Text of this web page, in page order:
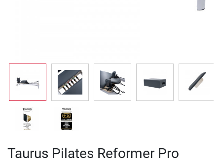
Taurus Pilates Reformer Pro